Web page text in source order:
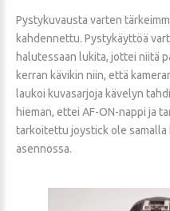
Pystykuvausta varten
kahdennettu. Pystykäyttöä
halutessaan lukita, jottei niitä
kerran kävikin niin, että
laukoi kuvasarjoja kävelyn
hieman, ettei AF-ON-nappi ja
tarkoitettu joystick ole samalla
asennossa.